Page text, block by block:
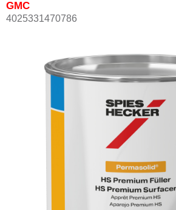
GMC
4025331470786